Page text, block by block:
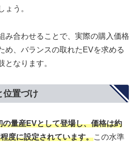
ょう。
み合わせることで、実際の購入価格
め、バランスの取れたEVを求める
となります。
位置づけ
量産EVとして登場し、価格は約
度に設定されています。この水準